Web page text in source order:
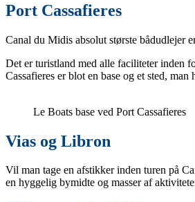
Port Cassafieres
Canal du Midis absolut største bådudlejer
Det er turistland med alle faciliteter inden
Cassafieres er blot en base og et sted,
Le Boats base ved Port Cassafieres
Vias og Libron
Vil man tage en afstikker inden turen på
en hyggelig bymidte og masser af